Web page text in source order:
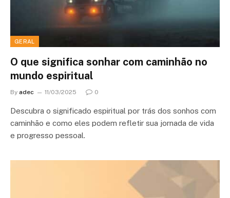
GERAL
O que significa sonhar com caminhão no
mundo espiritual
By adec 11/03/2025 0
Descubra o significado espiritual por trás dos sonhos com
caminhão e como eles podem refletir sua jornada de vida
e progresso pessoal.